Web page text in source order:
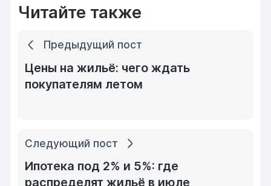
Читайте также
Предыдущий пост
Цены на жильё: чего ждать
покупателям летом
Следующий пост
Ипотека под 2% и 5%: где
распределят жильё в июле